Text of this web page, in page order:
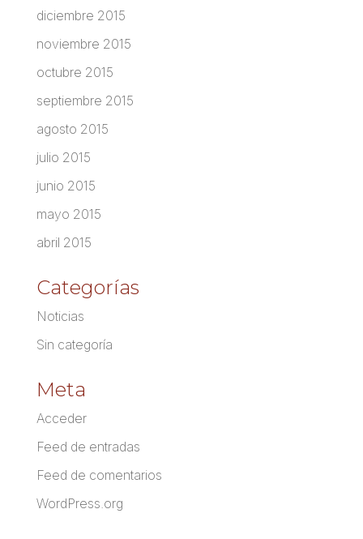
diciembre 2015
noviembre 2015
octubre 2015
septiembre 2015
agosto 2015
julio 2015
junio 2015
mayo 2015
abril 2015
Categorías
Noticias
Sin categoría
Meta
Acceder
Feed de entradas
Feed de comentarios
WordPress.org